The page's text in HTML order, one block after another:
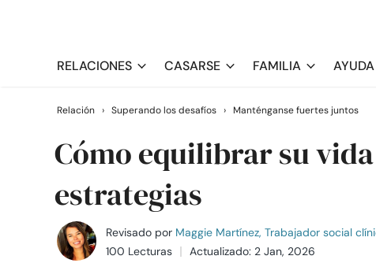
RELACIONES CASARSE FAMILIA AYUDA
Relación › Superando los desafíos › Manténganse fuertes juntos
Cómo equilibrar su
estrategias
Revisado por Maggie Martínez, Trabajador social
100 Lecturas
Actualizado: 2 Jan, 2026